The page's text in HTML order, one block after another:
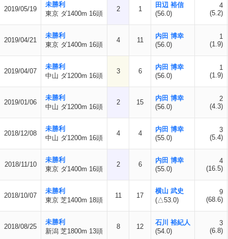
2019/05/19
未勝利
東京 ダ1400m 16頭
2 1
田辺 裕信
(56.0)
4
(5.2)
2019/04/21
未勝利
東京 ダ1400m 16頭
4 11
内田 博幸
(56.0)
1
(1.9)
2019/04/07
未勝利
中山 ダ1200m 16頭
3 6
内田 博幸
(56.0)
1
(1.9)
2019/01/06
未勝利
中山 ダ1200m 16頭
2 15
内田 博幸
(56.0)
2
(4.3)
2018/12/08
未勝利
中山 ダ1200m 16頭
4 4
内田 博幸
(55.0)
3
(5.4)
2018/11/10
未勝利
東京 ダ1400m 16頭
2 6
内田 博幸
(55.0)
4
(16.5)
2018/10/07
未勝利
東京 芝1400m 18頭
11 17
横山 武史
(△53.0)
9
(68.6)
2018/08/25
未勝利
新潟 芝1800m 13頭
8 12
石川 裕紀人
(54.0)
3
(6.8)